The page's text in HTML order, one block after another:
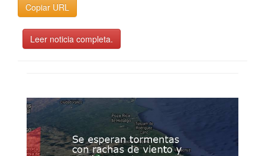
Copiar URL
Leer noticia completa.